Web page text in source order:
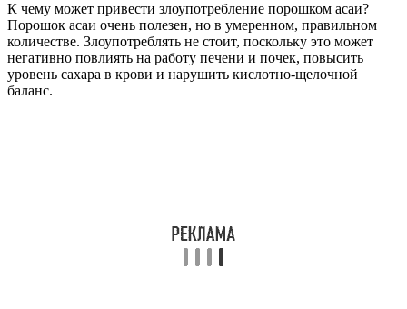
К чему может привести злоупотребление порошком асаи?
Порошок асаи очень полезен, но в умеренном, правильном
количестве. Злоупотреблять не стоит, поскольку это может
негативно повлиять на работу печени и почек, повысить
уровень сахара в крови и нарушить кислотно-щелочной
баланс.